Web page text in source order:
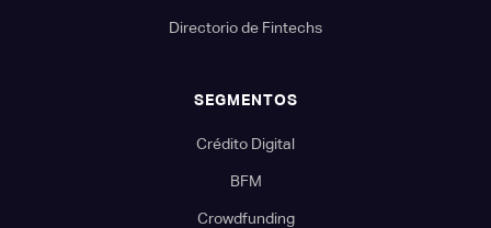
Directorio de Fintechs
SEGMENTOS
Crédito Digital
BFM
Crowdfunding